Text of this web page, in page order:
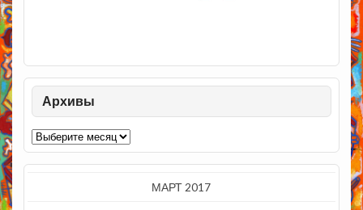
Архивы
Архивы
МАРТ 2017